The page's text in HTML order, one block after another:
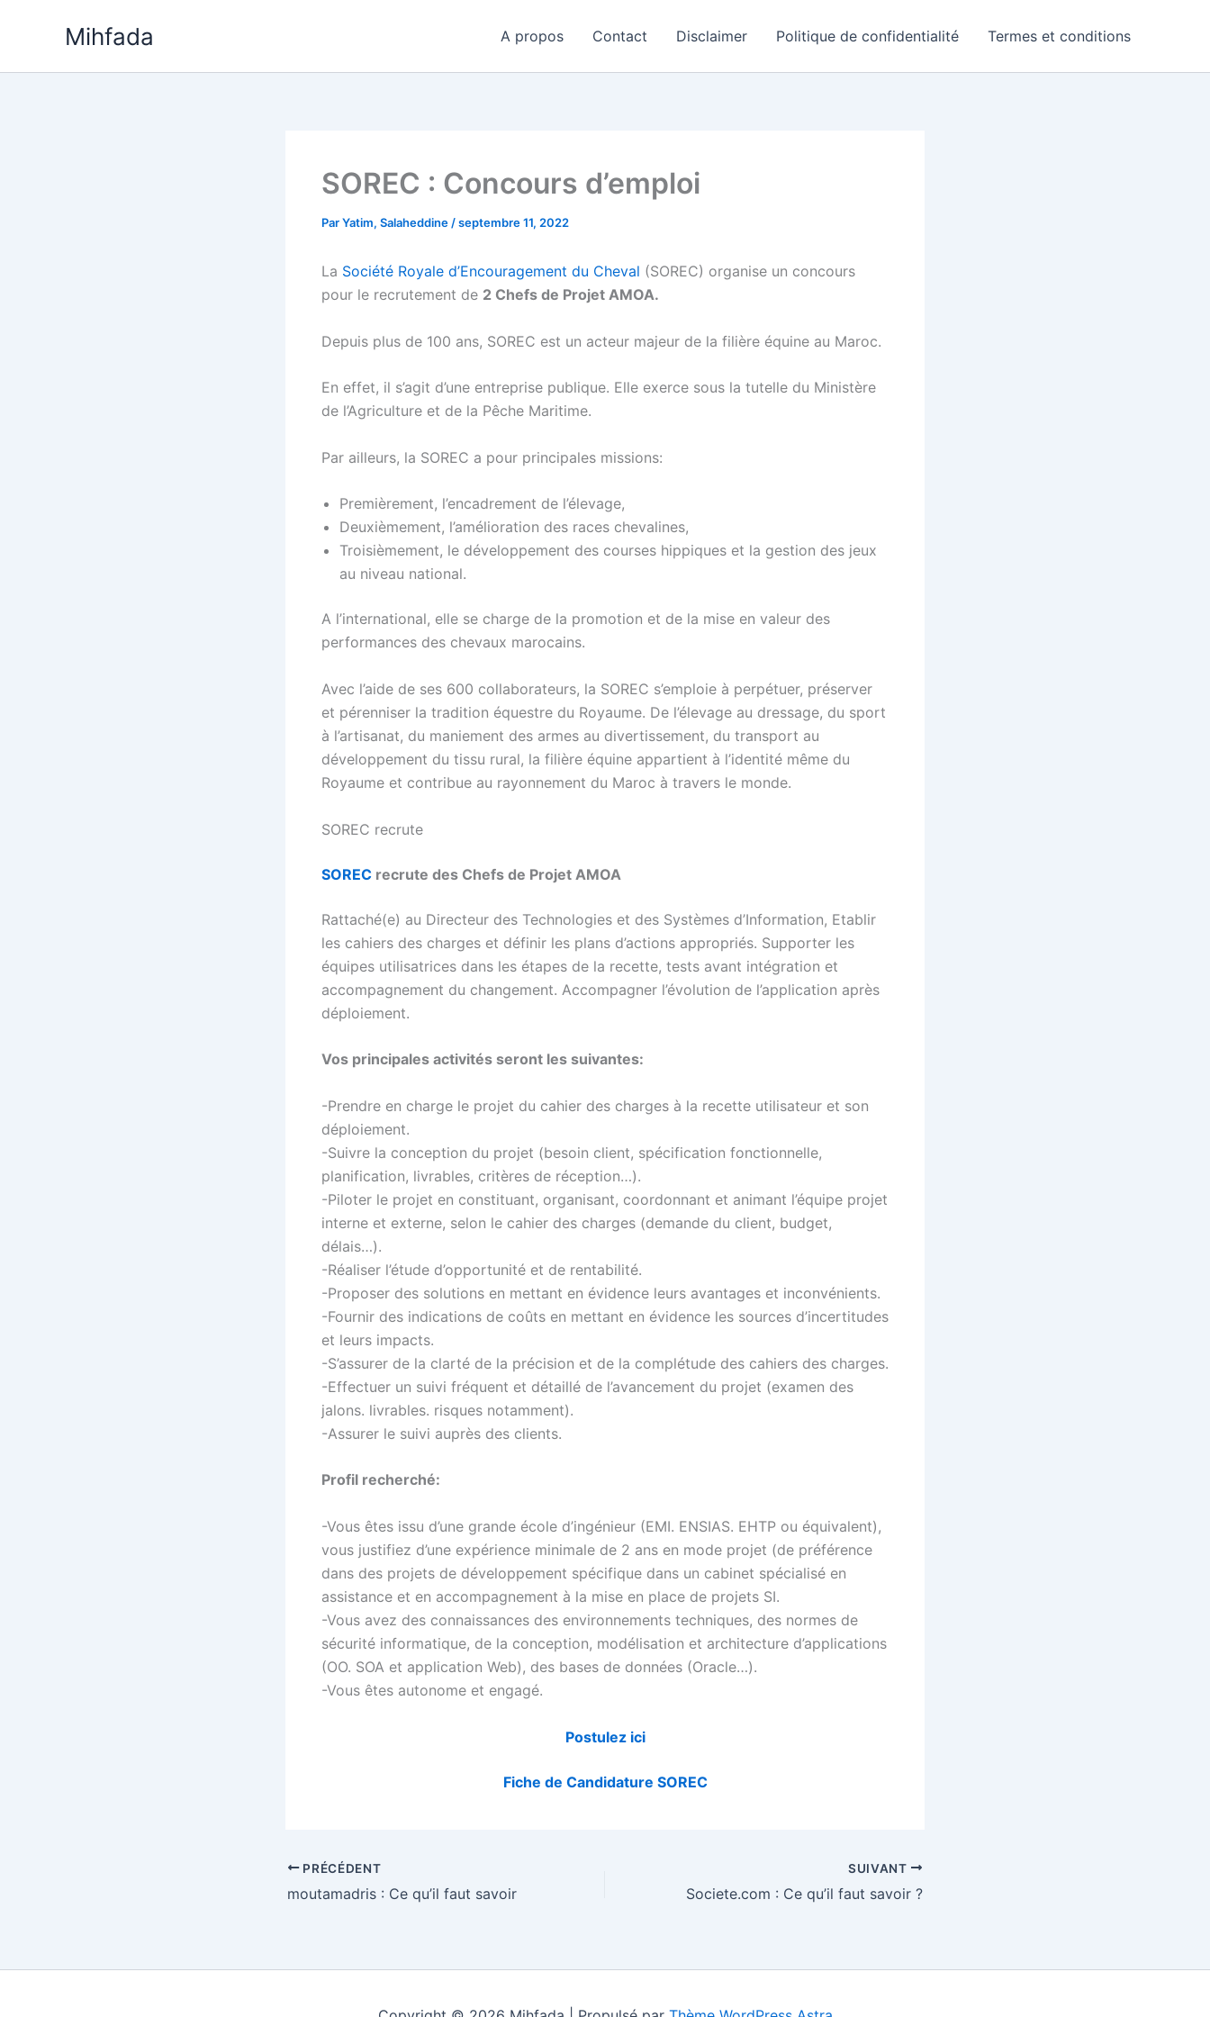
Mihfada A propos Contact Disclaimer Politique de confidentialité Termes et conditions
SOREC : Concours d’emploi
ParYatim, Salaheddine /septembre 11, 2022
La Société Royale d’Encouragement du Cheval (SOREC) organise un concours
pour le recrutement de 2 Chefs de Projet AMOA.
Depuis plus de 100 ans, SOREC est un acteur majeur de la filière équine au Maroc.
En effet, il s’agit d’une entreprise publique. Elle exerce sous la tutelle du Ministère
de l’Agriculture et de la Pêche Maritime.
Par ailleurs, la SOREC a pour principales missions:
Premièrement, l’encadrement de l’élevage,
Deuxièmement, l’amélioration des races chevalines,
Troisièmement, le développement des courses hippiques et la gestion des jeux
au niveau national.
A l’international, elle se charge de la promotion et de la mise en valeur des
performances des chevaux marocains.
Avec l’aide de ses 600 collaborateurs, la SOREC s’emploie à perpétuer, préserver
et pérenniser la tradition équestre du Royaume. De l’élevage au dressage, du sport
à l’artisanat, du maniement des armes au divertissement, du transport au
développement du tissu rural, la filière équine appartient à l’identité même du
Royaume et contribue au rayonnement du Maroc à travers le monde.
SOREC recrute
SOREC recrute des Chefs de Projet AMOA
Rattaché(e) au Directeur des Technologies et des Systèmes d’Information, Etablir
les cahiers des charges et définir les plans d’actions appropriés. Supporter les
équipes utilisatrices dans les étapes de la recette, tests avant intégration et
accompagnement du changement. Accompagner l’évolution de l’application après
déploiement.
Vos principales activités seront les suivantes:
-Prendre en charge le projet du cahier des charges à la recette utilisateur et son
déploiement.
-Suivre la conception du projet (besoin client, spécification fonctionnelle,
planification, livrables, critères de réception…).
-Piloter le projet en constituant, organisant, coordonnant et animant l’équipe projet
interne et externe, selon le cahier des charges (demande du client, budget,
délais…).
-Réaliser l’étude d’opportunité et de rentabilité.
-Proposer des solutions en mettant en évidence leurs avantages et inconvénients.
-Fournir des indications de coûts en mettant en évidence les sources d’incertitudes
et leurs impacts.
-S’assurer de la clarté de la précision et de la complétude des cahiers des charges.
-Effectuer un suivi fréquent et détaillé de l’avancement du projet (examen des
jalons. livrables. risques notamment).
-Assurer le suivi auprès des clients.
Profil recherché:
-Vous êtes issu d’une grande école d’ingénieur (EMI. ENSIAS. EHTP ou équivalent),
vous justifiez d’une expérience minimale de 2 ans en mode projet (de préférence
dans des projets de développement spécifique dans un cabinet spécialisé en
assistance et en accompagnement à la mise en place de projets SI.
-Vous avez des connaissances des environnements techniques, des normes de
sécurité informatique, de la conception, modélisation et architecture d’applications
(OO. SOA et application Web), des bases de données (Oracle…).
-Vous êtes autonome et engagé.
Postulez ici
Fiche de Candidature SOREC
PRÉCÉDENT
moutamadris : Ce qu’il faut savoir
SUIVANT
Societe.com : Ce qu’il faut savoir ?